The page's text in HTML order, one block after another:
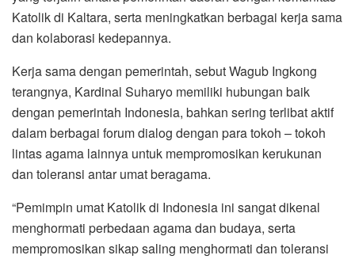
Katolik di Kaltara, serta meningkatkan berbagai kerja sama
dan kolaborasi kedepannya.
Kerja sama dengan pemerintah, sebut Wagub Ingkong
terangnya, Kardinal Suharyo memiliki hubungan baik
dengan pemerintah Indonesia, bahkan sering terlibat aktif
dalam berbagai forum dialog dengan para tokoh – tokoh
lintas agama lainnya untuk mempromosikan kerukunan
dan toleransi antar umat beragama.
“Pemimpin umat Katolik di Indonesia ini sangat dikenal
menghormati perbedaan agama dan budaya, serta
mempromosikan sikap saling menghormati dan toleransi